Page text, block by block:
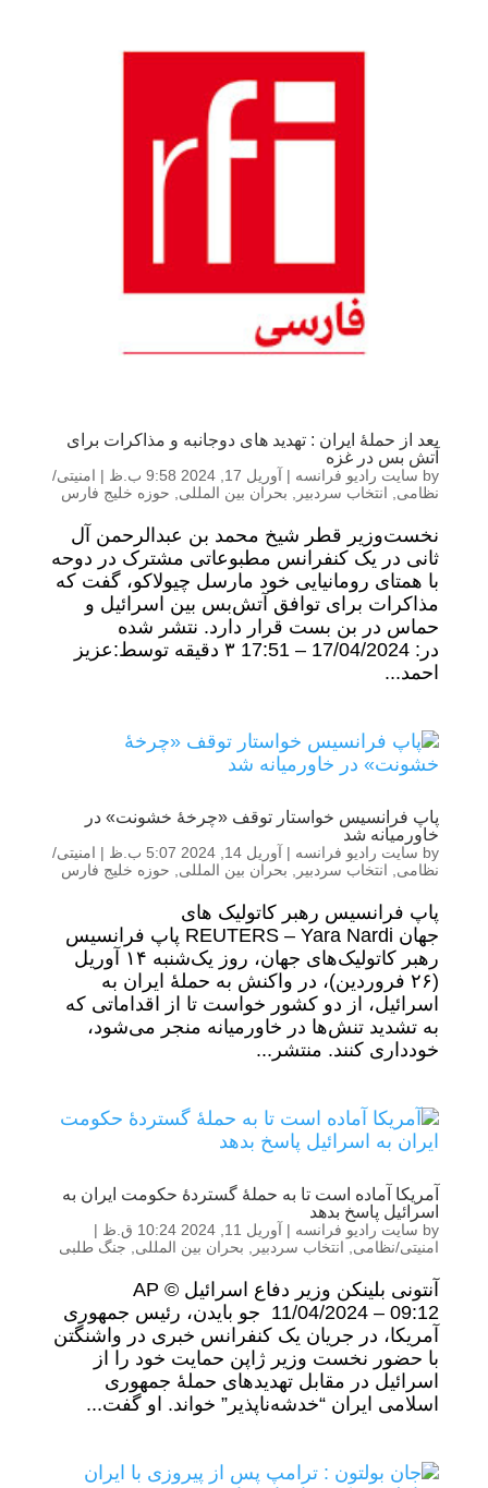
بعد از حملۀ ایران : تهدید های دوجانبه و مذاکرات برای
آتش بس در غزه
by سایت رادیو فرانسه | آوریل 17, 2024 9:58 ب.ظ | امنیتی/
نظامی
انتخاب سردبیر بحران بین المللی حوزه خلیج فارس
نخست‌وزیر قطر شیخ محمد بن عبدالرحمن آل
ثانی در یک کنفرانس مطبوعاتی مشترک در دوحه
با همتای رومانیایی خود مارسل چیولاکو، گفت که
مذاکرات برای توافق آتش‌بس بین اسرائیل و
حماس در بن بست قرار دارد. نتشر شده
در: 17/04/2024 – 17:51 ۳ دقیقه توسط:عزیز
احمد...
پاپ فرانسیس خواستار توقف «چرخۀ خشونت» در
خاورمیانه شد
by سایت رادیو فرانسه | آوریل 14, 2024 5:07 ب.ظ | امنیتی/
نظامی
انتخاب سردبیر بحران بین المللی حوزه خلیج فارس
پاپ فرانسیس رهبر کاتولیک های
جهان REUTERS – Yara Nardi پاپ فرانسیس
رهبر کاتولیک‌های جهان، روز یک‌شنبه ۱۴ آوریل
(۲۶ فروردین)، در واکنش به حملۀ ایران به
اسرائیل، از دو کشور خواست تا از اقداماتی که
به تشدید تنش‌ها در خاورمیانه منجر می‌شود،
خودداری کنند. منتشر...
آمریکا آماده است تا به حملۀ گستردۀ حکومت ایران به
اسرائیل پاسخ بدهد
by سایت رادیو فرانسه | آوریل 11, 2024 10:24 ق.ظ
|
امنیتی/نظامی
انتخاب سردبیر بحران بین المللی جنگ طلبی
آنتونی بلینکن وزیر دفاع اسرائیل © AP
11/04/2024 – 09:12 جو بایدن، رئیس جمهوری
آمریکا، در جریان یک کنفرانس خبری در واشنگتن
با حضور نخست وزیر ژاپن حمایت خود را از
اسرائیل در مقابل تهدیدهای حملۀ جمهوری
اسلامی ایران “خدشه‌ناپذیر” خواند. او گفت...